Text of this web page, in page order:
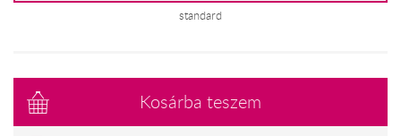
standard
Kosárba teszem